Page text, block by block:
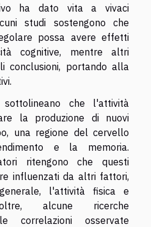
ha dato vita a vivaci
studi sostengono che
possa avere effetti
cognitive, mentre altri
conclusioni, portando alla
sottolineano che l'attività
la produzione di nuovi
una regione del cervello
e la memoria.
ritengono che questi
influenzati da altri fattori,
l'attività fisica e
alcune ricerche
correlazioni osservate